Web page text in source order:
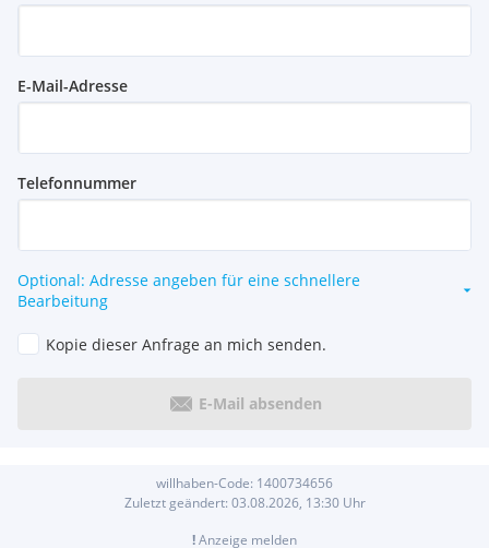
E-Mail-Adresse
Telefonnummer
Optional: Adresse angeben für eine schnellere
Bearbeitung
Kopie dieser Anfrage an mich senden.
E-Mail absenden
willhaben-Code: 1400734656
Zuletzt geändert: 03.08.2026, 13:30Uhr
!Anzeige melden